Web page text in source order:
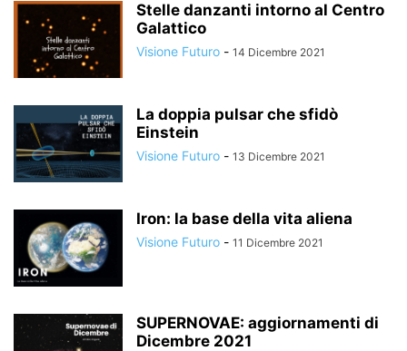
Stelle danzanti intorno al Centro
Galattico
Visione Futuro - 14 Dicembre 2021
La doppia pulsar che sfidò
Einstein
Visione Futuro - 13 Dicembre 2021
Iron: la base della vita aliena
Visione Futuro - 11 Dicembre 2021
SUPERNOVAE: aggiornamenti di
Dicembre 2021